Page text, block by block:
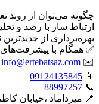
چگونه می‌توان از روند
ارتباط ساز با رصد و
بهره‌برداری از
✅ همگام با پیشرفت‌های
✉️
info@ertebatsaz.com
📱
09124135845
📞
88997257
📍 میرداماد ،خیابان